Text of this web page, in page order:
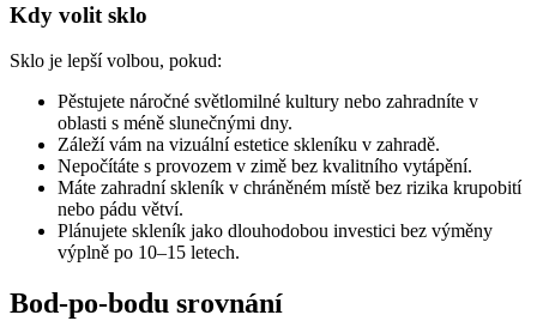
Kdy volit sklo
Sklo je lepší volbou, pokud:
Pěstujete náročné světlomilné kultury nebo zahradníte v
oblasti s méně slunečnými dny.
Záleží vám na vizuální estetice skleníku v zahradě.
Nepočítáte s provozem v zimě bez kvalitního vytápění.
Máte zahradní skleník v chráněném místě bez rizika krupobití
nebo pádu větví.
Plánujete skleník jako dlouhodobou investici bez výměny
výplně po 10–15 letech.
Bod-po-bodu srovnání